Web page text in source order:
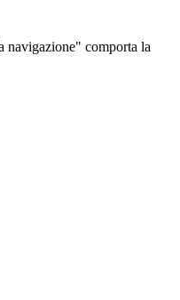
navigazione" comporta la